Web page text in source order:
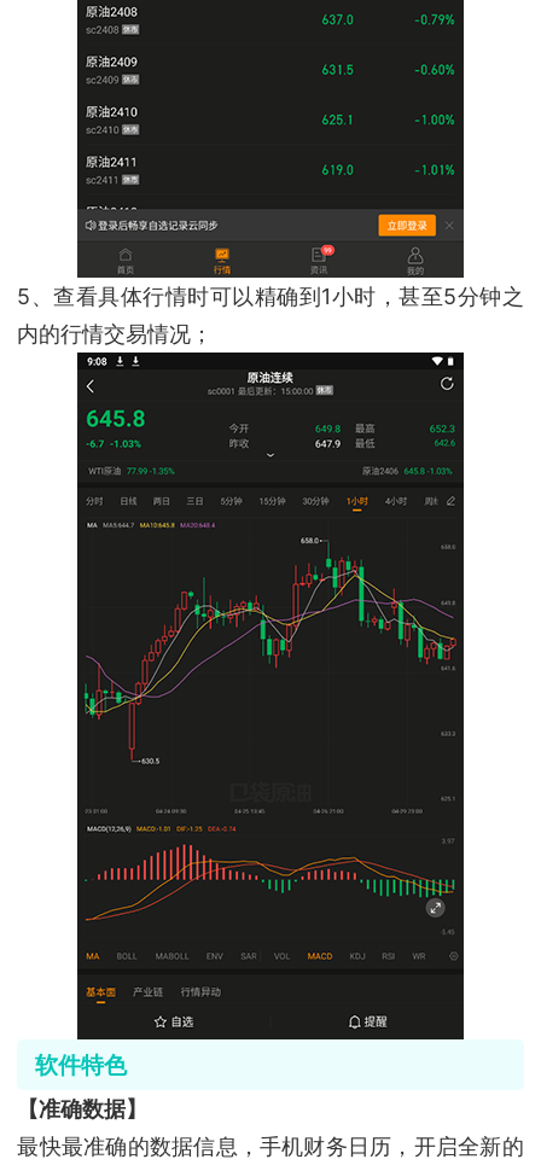
5、查看具体行情时可以精确到1小时，甚至5分钟之
内的行情交易情况；
软件特色
【准确数据】
最快最准确的数据信息，手机财务日历，开启全新的